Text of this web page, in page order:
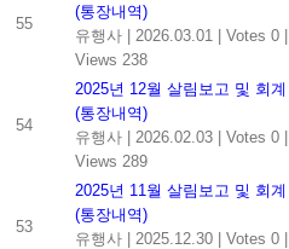
55
(통장내역)
유행사 | 2026.03.01 | Votes 0 |
Views 238
54
2025년 12월 살림보고 및 회계
(통장내역)
유행사 | 2026.02.03 | Votes 0 |
Views 289
53
2025년 11월 살림보고 및 회계
(통장내역)
유행사 | 2025.12.30 | Votes 0 |